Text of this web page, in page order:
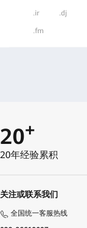
.ir .dj
.fm
20+
20年经验累积
关注或联系我们
全国统一客服热线